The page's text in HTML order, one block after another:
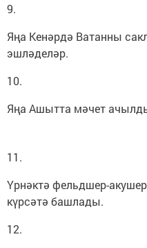
9.
Яңа Кенәрдә Ватанны
эшләделәр.
10.
Яңа Ашытта мәчет
11.
Үрнәктә фельдшер-
күрсәтә башлады.
12.